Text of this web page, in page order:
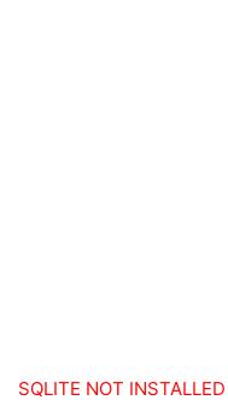
SQLITE NOT INSTALLED